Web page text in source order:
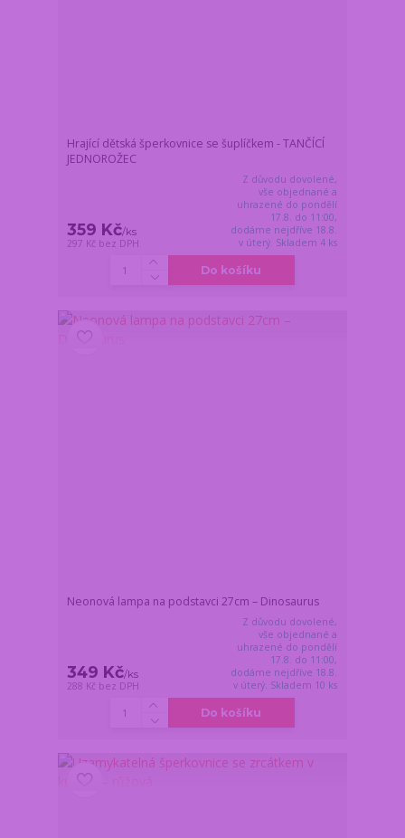
Hrající dětská šperkovnice se šuplíčkem - TANČÍCÍ
JEDNOROŽEC
359 Kč/ks
297 Kč bez DPH
Z důvodu dovolené,
vše objednané a
uhrazené do pondělí
17.8. do 11:00,
dodáme nejdříve 18.8.
v úterý. Skladem 4 ks
Do košíku
Neonová lampa na podstavci 27cm – Dinosaurus
349 Kč/ks
288 Kč bez DPH
Z důvodu dovolené,
vše objednané a
uhrazené do pondělí
17.8. do 11:00,
dodáme nejdříve 18.8.
v úterý. Skladem 10 ks
Do košíku